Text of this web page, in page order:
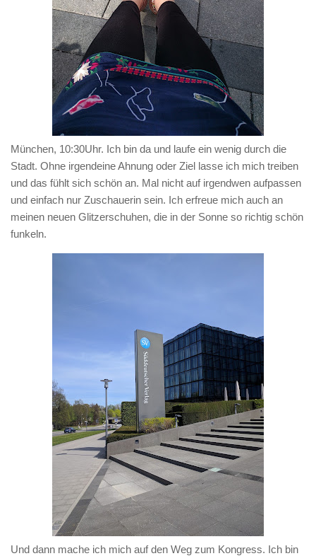
München, 10:30Uhr. Ich bin da und laufe ein wenig durch die
Stadt. Ohne irgendeine Ahnung oder Ziel lasse ich mich treiben
und das fühlt sich schön an. Mal nicht auf irgendwen aufpassen
und einfach nur Zuschauerin sein. Ich erfreue mich auch an
meinen neuen Glitzerschuhen, die in der Sonne so richtig schön
funkeln.
Und dann mache ich mich auf den Weg zum Kongress. Ich bin